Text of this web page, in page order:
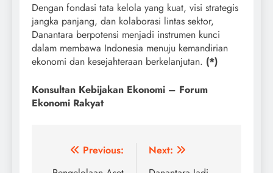
Dengan fondasi tata kelola yang kuat, visi strategis
jangka panjang, dan kolaborasi lintas sektor,
Danantara berpotensi menjadi instrumen kunci
dalam membawa Indonesia menuju kemandirian
ekonomi dan kesejahteraan berkelanjutan. (*)
Konsultan Kebijakan Ekonomi – Forum
Ekonomi Rakyat
Post
Previous:
Next: